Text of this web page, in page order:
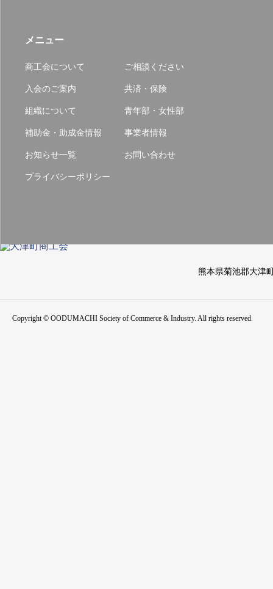
メニュー
商工会について ご相談ください
入会のご案内 共済・保険
組織について 青年部・女性部
補助金・助成金情報 事業者情報
お知らせ一覧 お問い合わせ
プライバシーポリシー
熊本県菊池郡大津
Copyright © OODUMACHI Society of Commerce & Industry. All rights reserved.